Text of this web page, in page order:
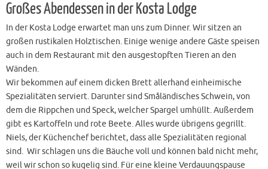
Großes Abendessen in der Kosta Lodge
In der Kosta Lodge erwartet man uns zum Dinner. Wir sitzen an
großen rustikalen Holztischen. Einige wenige andere Gäste speisen
auch in dem Restaurant mit den ausgestopften Tieren an den
Wänden.
Wir bekommen auf einem dicken Brett allerhand einheimische
Spezialitäten serviert. Darunter sind Småländisches Schwein, von
dem die Rippchen und Speck, welcher Spargel umhüllt. Außerdem
gibt es Kartoffeln und rote Beete. Alles wurde übrigens gegrillt.
Niels, der Küchenchef berichtet, dass alle Spezialitäten regional
sind. Wir schlagen uns die Bäuche voll und können bald nicht mehr,
weil wir schon so kugelig sind. Für eine kleine Verdauungspause